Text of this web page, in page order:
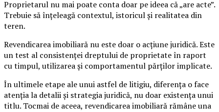
Proprietarul nu mai poate conta doar pe ideea că „are acte”.
Trebuie să înțeleagă contextul, istoricul și realitatea din
teren.
Revendicarea imobiliară nu este doar o acțiune juridică. Este
un test al consistenței dreptului de proprietate în raport
cu timpul, utilizarea și comportamentul părților implicate.
În ultimele etape ale unui astfel de litigiu, diferența o face
atenția la detalii și strategia juridică, nu doar existența unui
titlu. Tocmai de aceea, revendicarea imobiliară rămâne una